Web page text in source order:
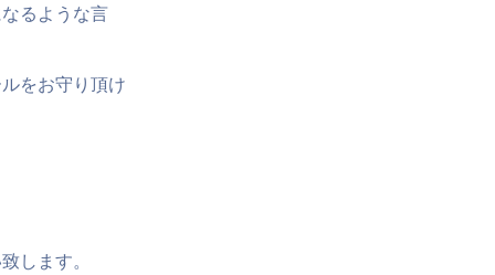
るような言
をお守り頂け
します。